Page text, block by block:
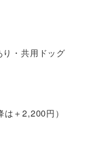
り・共用ドッグ
＋2,200円）